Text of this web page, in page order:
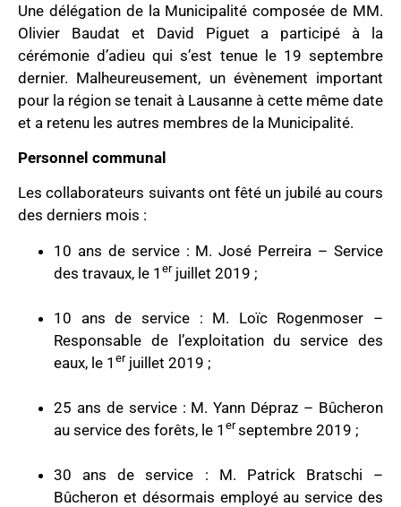
Une délégation de la Municipalité composée de MM.
Olivier Baudat et David Piguet a participé à la
cérémonie d’adieu qui s’est tenue le 19 septembre
dernier. Malheureusement, un évènement important
pour la région se tenait à Lausanne à cette même date
et a retenu les autres membres de la Municipalité.
Personnel communal
Les collaborateurs suivants ont fêté un jubilé au cours
des derniers mois :
10 ans de service : M. José Perreira – Service
des travaux, le 1 erjuillet 2019 ;
10 ans de service : M. Loïc Rogenmoser –
Responsable de l’exploitation du service des
eaux, le 1 erjuillet 2019 ;
25 ans de service : M. Yann Dépraz – Bûcheron
au service des forêts, le 1 erseptembre 2019 ;
30 ans de service : M. Patrick Bratschi –
Bûcheron et désormais employé au service des